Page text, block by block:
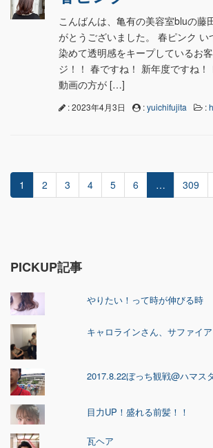
こんばんは、亀有の美容室bluの藤
がとうございました。 春ピンク
染めて透明感をキープしているお
ジ！！ 春ですね！ 新年度ですね
動画の方が […]
: 2023年4月3日 :yuichifujita :
1 2 3 4 5 6 … 309
PICKUP記事
やりたい！って時が伸びる時
キャロラインさん、サファイ
2017.8.22ぼっち観戦@ハマス
目力UP！盛れる前髪！！
瓦ヘア